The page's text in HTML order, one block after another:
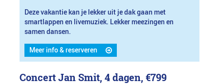
Deze vakantie kan je lekker uit je dak gaan met
smartlappen en livemuziek. Lekker meezingen en
samen dansen.
Meer info & reserveren
Concert Jan Smit, 4 dagen, €799